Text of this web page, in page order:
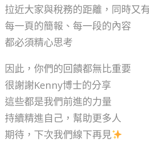
拉近大家與稅務的距離，同時又
每一頁的簡報、每一段的內容
都必須精心思考
因此，你們的回饋都無比重要
很謝謝Kenny博士的分享
這些都是我們前進的力量
持續精進自己，幫助更多人
期待，下次我們線下再見